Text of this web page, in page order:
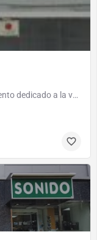
Julman Electrodomésticos, un establecimiento dedicado a la venta de electrodomésticos en general. Tenemos…